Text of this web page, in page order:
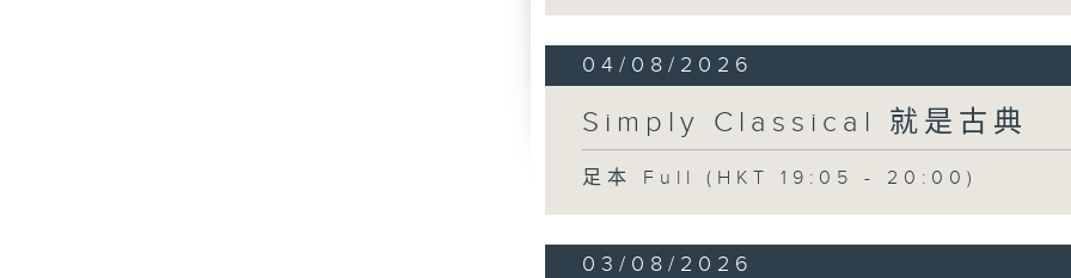
04/08/2026
Simply Classical 就是古典
足本 Full (HKT 19:05 - 20:00)
03/08/2026